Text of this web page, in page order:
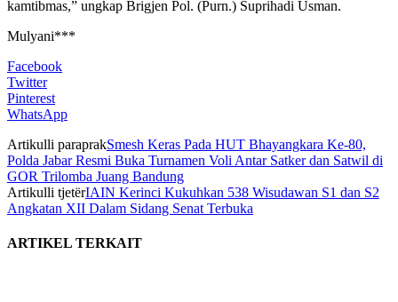
kamtibmas,” ungkap Brigjen Pol. (Purn.) Suprihadi Usman.
Mulyani***
Facebook
Twitter
Pinterest
WhatsApp
Artikulli paraprakSmesh Keras Pada HUT Bhayangkara Ke-80,
Polda Jabar Resmi Buka Turnamen Voli Antar Satker dan Satwil di
GOR Trilomba Juang Bandung
Artikulli tjetërIAIN Kerinci Kukuhkan 538 Wisudawan S1 dan S2
Angkatan XII Dalam Sidang Senat Terbuka
ARTIKEL TERKAIT